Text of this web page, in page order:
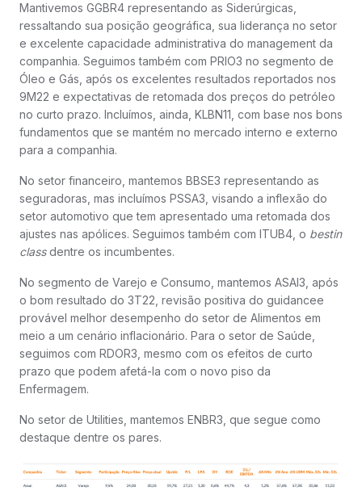
Mantivemos GGBR4 representando as Siderúrgicas,
ressaltando sua posição geográfica, sua liderança no setor
e excelente capacidade administrativa do management da
companhia. Seguimos também com PRIO3 no segmento de
Óleo e Gás, após os excelentes resultados reportados nos
9M22 e expectativas de retomada dos preços do petróleo
no curto prazo. Incluímos, ainda, KLBN11, com base nos bons
fundamentos que se mantém no mercado interno e externo
para a companhia.
No setor financeiro, mantemos BBSE3 representando as
seguradoras, mas incluímos PSSA3, visando a inflexão do
setor automotivo que tem apresentado uma retomada dos
ajustes nas apólices. Seguimos também com ITUB4, o bestin
classdentre os incumbentes.
No segmento de Varejo e Consumo, mantemos ASAI3, após
o bom resultado do 3T22, revisão positiva do guidancee
provável melhor desempenho do setor de Alimentos em
meio a um cenário inflacionário. Para o setor de Saúde,
seguimos com RDOR3, mesmo com os efeitos de curto
prazo que podem afetá-la com o novo piso da
Enfermagem.
No setor de Utilities, mantemos ENBR3, que segue como
destaque dentre os pares.